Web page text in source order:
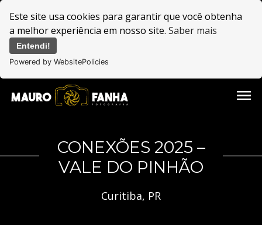
Este site usa cookies para garantir que você obtenha
a melhor experiência em nosso site. Saber mais
Entendi!
Powered by WebsitePolicies
menu
CONEXÕES 2025 –
VALE DO PINHÃO
Curitiba, PR